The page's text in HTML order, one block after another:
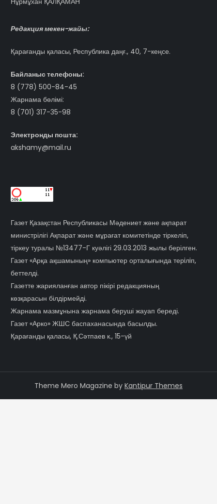
Редакция мекен-жайы:
Қарағанды қаласы, Республика даңғ., 40, 7-кеңсе.
Байланыс телефоны:
8 (778) 500-84-45
Жарнама бөлімі:
8 (701) 317-35-98
Электронды пошта:
akshamy@mail.ru
Газет Қазақстан Республикасы Мәдениет және ақпарат
министрілігі Ақпарат және мұрағат комитетінде тіркеліп,
тіркеу туралы №13477-Г куәлігі 29.03.2013 жылы берілген.
Газет «Арқа ақшамының» компьютер орталығында терiлiп,
беттелді.
Газетте жарияланған автор пікірі редакцияның
көзқарасын білдірмейді.
Жарнама мазмұнына жарнама беруші жауап береді.
Газет «Арко» ЖШС баспаханасында басылды.
Қарағанды қаласы, Қ.Сәтпаев к., 15-үй
Theme Mero Magazine by Kantipur Themes